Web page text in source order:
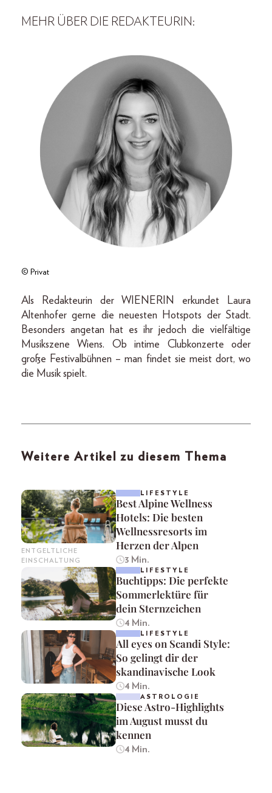
MEHR ÜBER DIE REDAKTEURIN:
© Privat
Als Redakteurin der WIENERIN erkundet Laura
Altenhofer gerne die neuesten Hotspots der Stadt.
Besonders angetan hat es ihr jedoch die vielfältige
Musikszene Wiens. Ob intime Clubkonzerte oder
große Festivalbühnen – man findet sie meist dort, wo
die Musik spielt.
Weitere Artikel zu diesem Thema
ENTGELTLICHE
EINSCHALTUNG
LIFESTYLE
Best Alpine Wellness
Hotels: Die besten
Wellnessresorts im
Herzen der Alpen
3 Min.
LIFESTYLE
Buchtipps: Die perfekte
Sommerlektüre für
dein Sternzeichen
4 Min.
LIFESTYLE
All eyes on Scandi Style:
So gelingt dir der
skandinavische Look
4 Min.
ASTROLOGIE
Diese Astro-Highlights
im August musst du
kennen
4 Min.